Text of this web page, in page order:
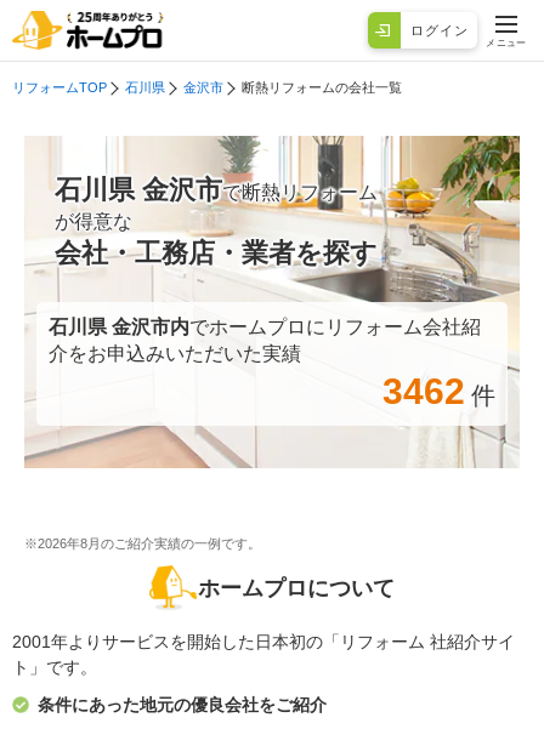
ログイン
メニュー
リフォームTOP 石川県 金沢市 断熱リフォームの会社一覧
石川県 金沢市で断熱リフォーム
が得意な
会社・工務店・業者を探す
石川県 金沢市内でホームプロにリフォーム会社紹
介をお申込みいただいた実績
3462 件
※2026年8月のご紹介実績の一例です。
ホームプロについて
2001年よりサービスを開始した日本初の「リフォーム 社紹介サイ
ト」です。
条件にあった地元の優良会社をご紹介